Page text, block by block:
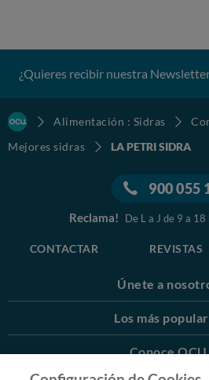
¿Quieres recibir nuestra
Alimentación : Sidras
Mejores sidras
LA PETRI SIDRA
900 055
Reclama! De L a J de 9 a
CONTACTAR REVISTAS
Únete a
Los más
Conoce OCU